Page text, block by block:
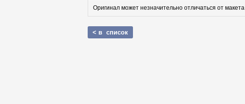
Оригинал может незначительно отличаться от макета
< в список